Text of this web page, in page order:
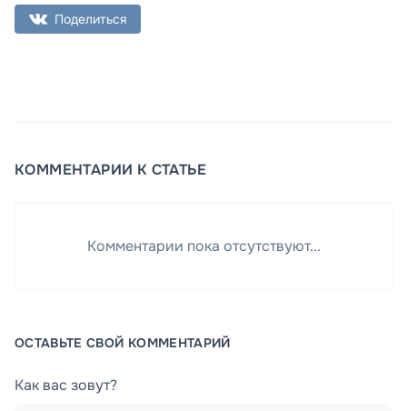
Поделиться
КОММЕНТАРИИ К СТАТЬЕ
Комментарии пока отсутствуют...
ОСТАВЬТЕ СВОЙ КОММЕНТАРИЙ
Как вас зовут?